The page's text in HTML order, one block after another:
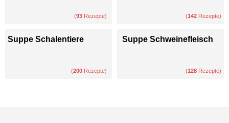
(93 Rezepte) (142 Rezepte)
Suppe Schalentiere
(200 Rezepte)
Suppe Schweinefleisch
(128 Rezepte)